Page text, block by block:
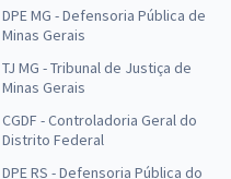
DPE MG - Defensoria Pública de
Minas Gerais
TJ MG - Tribunal de Justiça de
Minas Gerais
CGDF - Controladoria Geral do
Distrito Federal
DPE RS - Defensoria Pública do